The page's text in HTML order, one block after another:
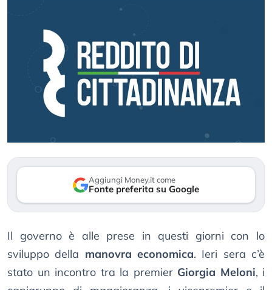
Aggiungi Money.it come
Fonte preferita su Google
Il governo è alle prese in questi giorni con lo
sviluppo della manovra economica. Ieri sera c’è
stato un incontro tra la premier Giorgia Meloni, i